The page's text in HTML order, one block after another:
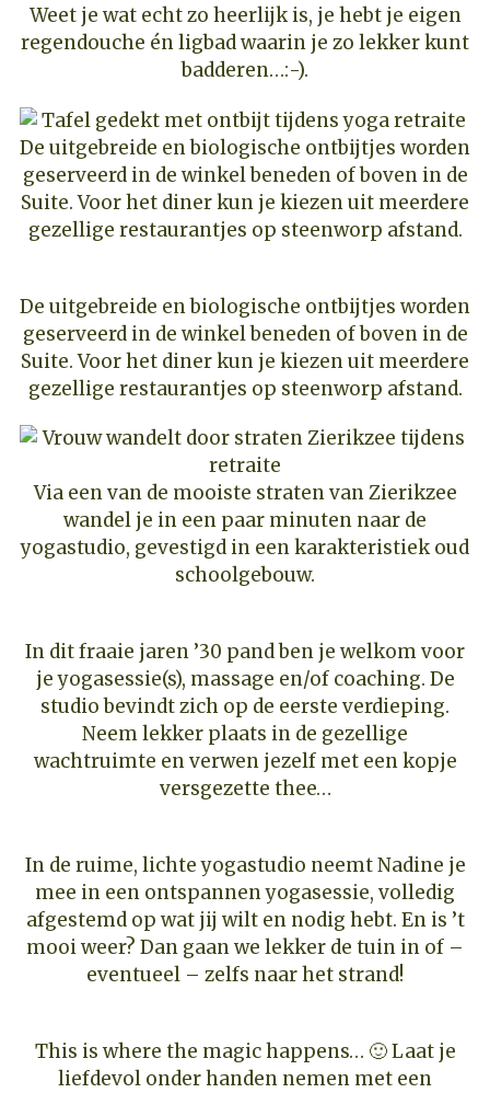
Weet je wat echt zo heerlijk is, je hebt je eigen
regendouche én ligbad waarin je zo lekker kunt
badderen…:-).
De uitgebreide en biologische ontbijtjes worden
geserveerd in de winkel beneden of boven in de
Suite. Voor het diner kun je kiezen uit meerdere
gezellige restaurantjes op steenworp afstand.
De uitgebreide en biologische ontbijtjes worden
geserveerd in de winkel beneden of boven in de
Suite. Voor het diner kun je kiezen uit meerdere
gezellige restaurantjes op steenworp afstand.
Via een van de mooiste straten van Zierikzee
wandel je in een paar minuten naar de
yogastudio, gevestigd in een karakteristiek oud
schoolgebouw.
In dit fraaie jaren ’30 pand ben je welkom voor
je yogasessie(s), massage en/of coaching. De
studio bevindt zich op de eerste verdieping.
Neem lekker plaats in de gezellige
wachtruimte en verwen jezelf met een kopje
versgezette thee…
In de ruime, lichte yogastudio neemt Nadine je
mee in een ontspannen yogasessie, volledig
afgestemd op wat jij wilt en nodig hebt. En is ’t
mooi weer? Dan gaan we lekker de tuin in of –
eventueel – zelfs naar het strand!
This is where the magic happens… 🙂 Laat je
liefdevol onder handen nemen met een